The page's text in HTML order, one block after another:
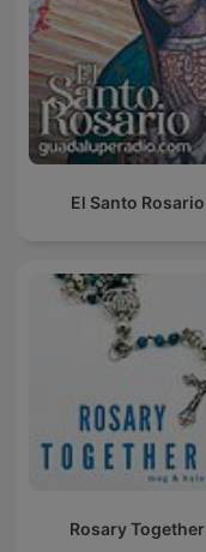
El Santo Rosario
Rosary Together